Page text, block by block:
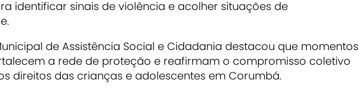
identificar sinais de violência e acolher situações de
de Assistência Social e Cidadania destacou que momentos
a rede de proteção e reafirmam o compromisso coletivo
direitos das crianças e adolescentes em Corumbá.